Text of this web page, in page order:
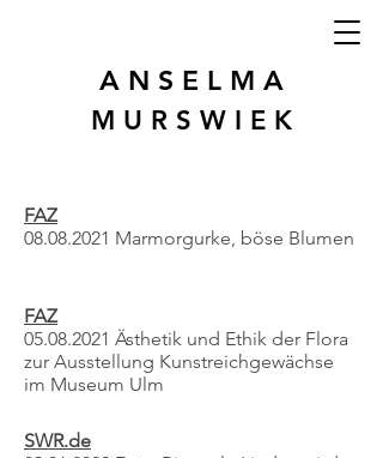
A N S E L M A
M U R S W I E K
FAZ
08.08.2021 Marmorgurke, böse Blumen
FAZ
05.08.2021 Ästhetik und Ethik der Flora
zur Ausstellung Kunstreichgewächse
im Museum Ulm
SWR.de